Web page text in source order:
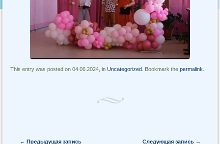
This entry was posted on 04.06.2024, inUncategorized . Bookmark thepermalink
Post navigation
← Предыдущая запись Следующая запись →